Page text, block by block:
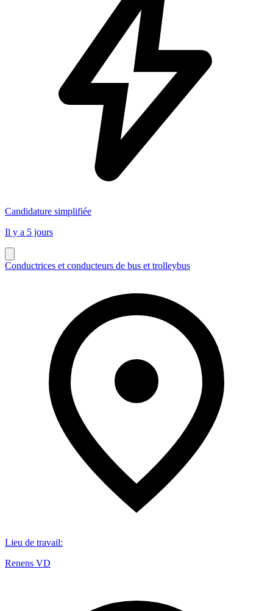
Candidature simplifiée
Il y a 5 jours
Conductrices et conducteurs de bus et trolleybus
Lieu de travail:
Renens VD